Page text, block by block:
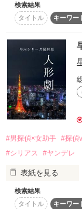
ジャンル
感想
ステータス
作品の長さ
コンテスト
超短編！フェ
スターツ出版
賞」ベリーズカフ
早河は脱獄した貴
然と消えた貴嶋の
関東近郊で昨年か
者達のSNSアカ
が書き残されて
再び動き出した
リアルと虚像の境
絡み合う赤い糸の
※この物語は犯罪
法令に反する行為
また、実在する
検索結果
タイトル
キーワー
#男探偵×女助手 #探偵
#シリアス
#ヤンデレ
表紙を見る
脱獄した犯罪者、
次々と狙われて
検索結果
タイトル
キーワー